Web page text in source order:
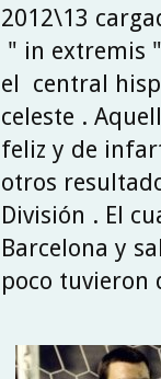
2012\13
" in extremis
el central
celeste .
feliz y de
otros
División . El
Barcelona y
poco tuvieron